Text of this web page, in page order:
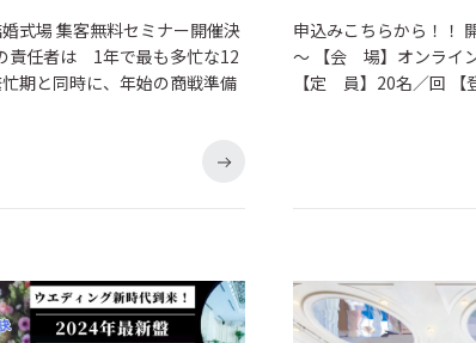
式場 集客無料セミナー開催決
任者は 1年で最も多忙な12
期と同時に、年始の商戦準備
申込みこちらから！！
～ 【会 場】オンライ
【定 員】20名／回